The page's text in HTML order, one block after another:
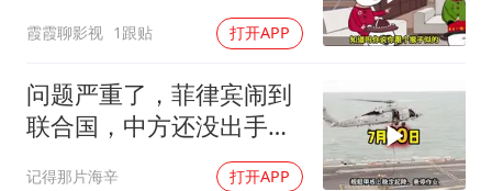
霞霞聊影视 1跟贴 打开APP
问题严重了，菲律宾闹到
联合国，中方还没出手，
记得那片海辛 打开APP